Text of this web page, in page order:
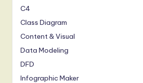
C4
Class Diagram
Content & Visual
Data Modeling
DFD
Infographic Maker